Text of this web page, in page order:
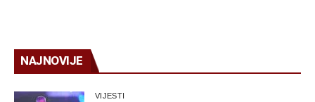
NAJNOVIJE
VIJESTI